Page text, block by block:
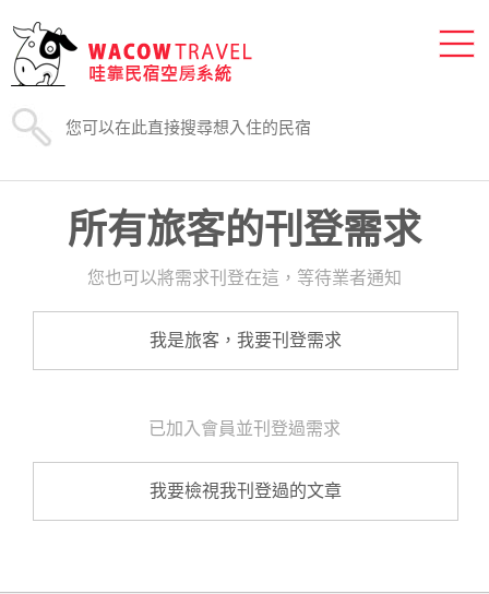
所有旅客的刊登需求
您也可以將需求刊登在這，等待業者通知
我是旅客，我要刊登需求
已加入會員並刊登過需求
我要檢視我刊登過的文章